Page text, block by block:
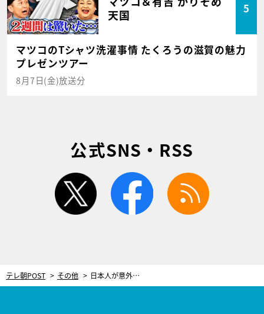
天国
5
マツコのTシャツ洗濯事情 たくろうの滋賀の魅力
プレゼンツアー
8月7日(金)放送分
公式SNS・RSS
twitter facebook
テレ朝POST その他 日本人が意外に知らない“日本各地の魅力”！池上彰が深掘り解説